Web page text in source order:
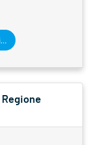
Atti degli enti locali e degli enti pubblici e privati